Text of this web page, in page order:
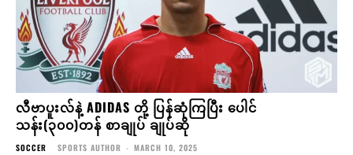
လီဗာပူးလ်နဲ့ ADIDAS တို့ ပြန်ဆုံကြပြီး ပေါင်
သန်း(၃၀၀)တန် စာချုပ် ချုပ်ဆို
SOCCER SPORTS AUTHOR - MARCH 10, 2025